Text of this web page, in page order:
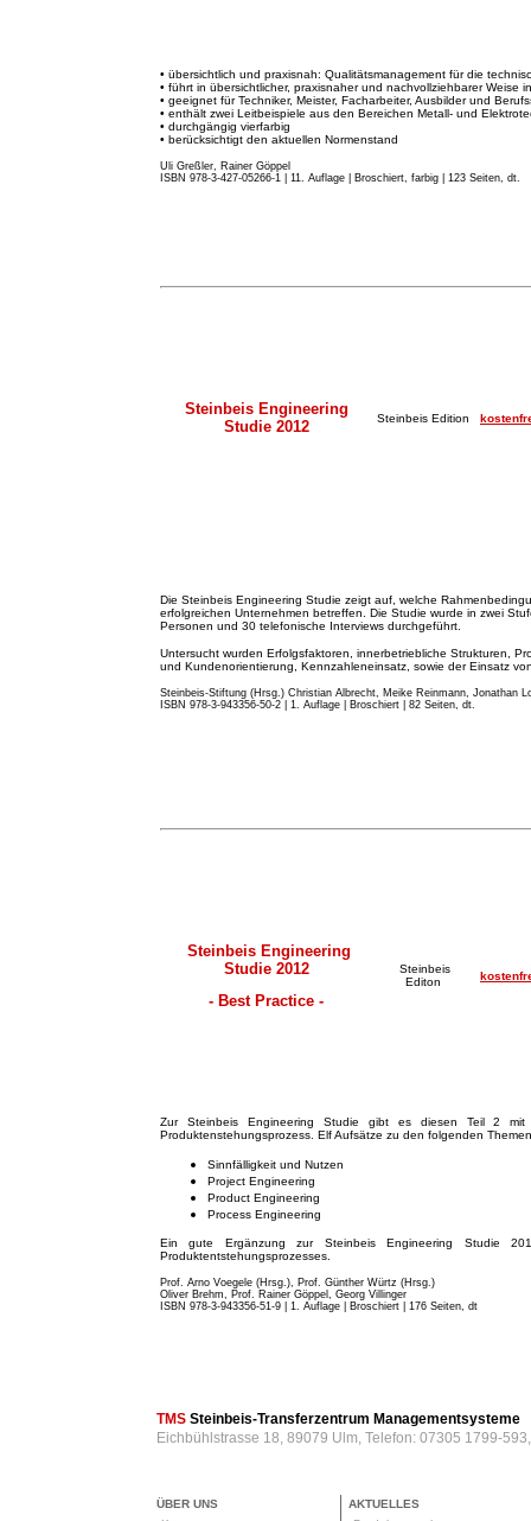
• übersichtlich und praxisnah: Qualitätsmanagement für die
• führt in übersichtlicher, praxisnaher und nachvollziehbarer Weise
• geeignet für Techniker, Meister, Facharbeiter, Ausbilder und
• enthält zwei Leitbeispiele aus den Bereichen Metall- und
• durchgängig vierfarbig
• berücksichtigt den aktuellen Normenstand
Uli Greßler, Rainer Göppel
ISBN 978-3-427-05266-1 | 11. Auflage
Broschiert, farbig | 123 Seiten, dt.
Steinbeis Engineering
Studie 2012
Steinbeis Edition
Die Steinbeis Engineering Studie zeigt auf, welche
erfolgreichen Unternehmen betreffen. Die Studie wurde in zwei
Personen und 30 telefonische Interviews durchgeführt.
Untersucht wurden Erfolgsfaktoren, innerbetriebliche Strukturen,
und Kundenorientierung, Kennzahleneinsatz, sowie der Einsatz
Steinbeis-Stiftung (Hrsg.) Christian Albrecht, Meike Reinmann, Jonathan
ISBN 978-3-943356-50-2 | 1. Auflage | Broschiert | 82 Seiten, dt.
Steinbeis Engineering
Studie 2012
- Best Practice -
Steinbeis
Editon
Zur Steinbeis Engineering Studie gibt es diesen Teil 2 mit
Produktenstehungsprozess. Elf Aufsätze zu den folgenden
Sinnfälligkeit und Nutzen
Project Engineering
Product Engineering
Process Engineering
Ein gute Ergänzung zur Steinbeis Engineering Studie
Produktentstehungsprozesses.
Prof. Arno Voegele (Hrsg.), Prof. Günther Würtz (Hrsg.)
Oliver Brehm, Prof. Rainer Göppel, Georg Villinger
ISBN 978-3-943356-51-9 | 1. Auflage | Broschiert
| 176 Seiten, dt
TMS Steinbeis-Transferzentrum Managementsysteme
Eichbühlstrasse 18, 89079 Ulm, Telefon: 07305 1799-
ÜBER UNS
AKTUELLES